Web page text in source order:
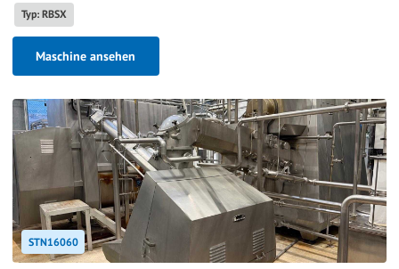
Typ: RBSX
Maschine ansehen
STN16060